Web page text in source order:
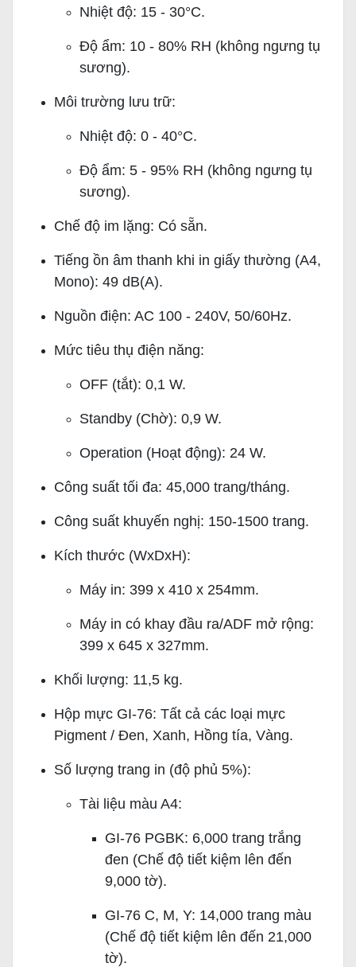
Nhiệt độ: 15 - 30°C.
Độ ẩm: 10 - 80% RH (không ngưng tụ
sương).
Môi trường lưu trữ:
Nhiệt độ: 0 - 40°C.
Độ ẩm: 5 - 95% RH (không ngưng tụ
sương).
Chế độ im lặng: Có sẵn.
Tiếng ồn âm thanh khi in giấy thường (A4,
Mono): 49 dB(A).
Nguồn điện: AC 100 - 240V, 50/60Hz.
Mức tiêu thụ điện năng:
OFF (tắt): 0,1 W.
Standby (Chờ): 0,9 W.
Operation (Hoạt động): 24 W.
Công suất tối đa: 45,000 trang/tháng.
Công suất khuyến nghị: 150-1500 trang.
Kích thước (WxDxH):
Máy in: 399 x 410 x 254mm.
Máy in có khay đầu ra/ADF mở rộng:
399 x 645 x 327mm.
Khối lượng: 11,5 kg.
Hộp mực GI-76: Tất cả các loại mực
Pigment / Đen, Xanh, Hồng tía, Vàng.
Số lượng trang in (độ phủ 5%):
Tài liệu màu A4:
GI-76 PGBK: 6,000 trang trắng
đen (Chế độ tiết kiệm lên đến
9,000 tờ).
GI-76 C, M, Y: 14,000 trang màu
(Chế độ tiết kiệm lên đến 21,000
tờ).